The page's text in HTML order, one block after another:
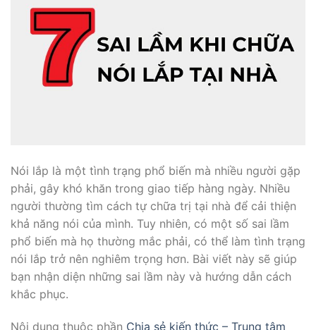
Nói lắp là một tình trạng phổ biến mà nhiều người gặp
phải, gây khó khăn trong giao tiếp hàng ngày. Nhiều
người thường tìm cách tự chữa trị tại nhà để cải thiện
khả năng nói của mình. Tuy nhiên, có một số sai lầm
phổ biến mà họ thường mắc phải, có thể làm tình trạng
nói lắp trở nên nghiêm trọng hơn. Bài viết này sẽ giúp
bạn nhận diện những sai lầm này và hướng dẫn cách
khắc phục.
Nội dung thuộc phần Chia sẻ kiến thức – Trung tâm